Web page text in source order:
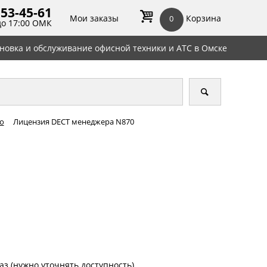
45-61
17:00 ОМК Мои заказы 0 Корзина
и обслуживание офисной техники и АТС в Омске
Лицензия DECT менеджера N870